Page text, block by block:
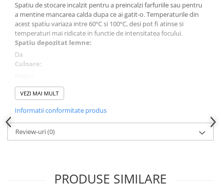
Spatiu de stocare incalzit pentru a preincalzi farfuriile sau pentru
a mentine mancarea calda dupa ce ai gatit-o. Temperaturile din
acest spatiu variaza intre 60ºC si 100ºC, desi pot fi atinse si
temperaturi mai ridicate in functie de intensitatea focului.
Spatiu depozitat lemne:
Da
Culoare:
Utilizare:
Acest gratar inovator pe lemne minimizeaza fumul datorita
sistemului avansat de flux de aer si ofera trei zone de caldura
(scazuta, medie si inalta) pentru preparate diverse. Izolatia cu
pereti dubli asigura eficienta termica si siguranta, iar spatiul de
stocare incalzit mentine mancarea calda sau preincalzeste
gratarul oriunde in gradina.
VEZI MAI MULT
Informatii conformitate produs
Review-uri(0)
PRODUSE SIMILARE